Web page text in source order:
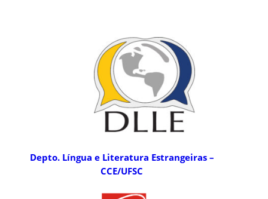
Depto. Língua e Literatura Estrangeiras –
CCE/UFSC